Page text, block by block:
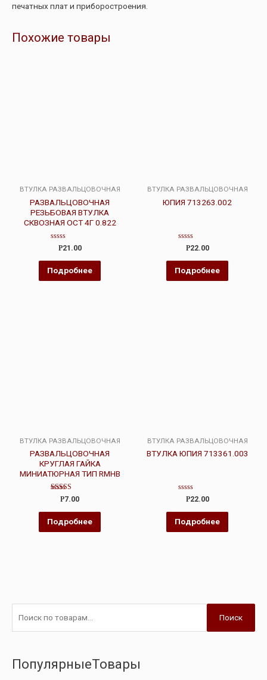
печатных плат и приборостроения.
Похожие товары
ВТУЛКА РАЗВАЛЬЦОВОЧНАЯ
РАЗВАЛЬЦОВОЧНАЯ
РЕЗЬБОВАЯ ВТУЛКА
СКВОЗНАЯ ОСТ 4Г 0.822
Оценка
из
5
Р21.00
Подробнее
ВТУЛКА РАЗВАЛЬЦОВОЧНАЯ
ЮПИЯ 713263.002
Оценка
из
5
Р22.00
Подробнее
ВТУЛКА РАЗВАЛЬЦОВОЧНАЯ
РАЗВАЛЬЦОВОЧНАЯ
КРУГЛАЯ ГАЙКА
МИНИАТЮРНАЯ ТИП RMHB
Оценка
5.00
из 5
Р7.00
Подробнее
ВТУЛКА РАЗВАЛЬЦОВОЧНАЯ
ВТУЛКА ЮПИЯ 713361.003
Оценка
из
5
Р22.00
Подробнее
Поиск
ПопулярныеТовары